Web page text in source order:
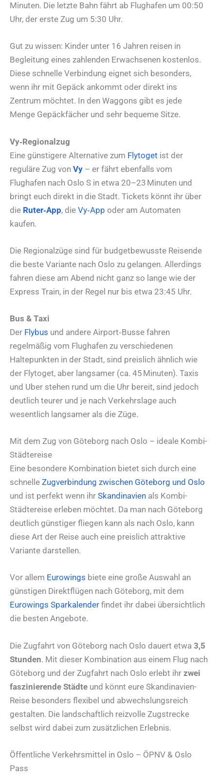
Minuten. Die letzte Bahn fährt ab Flughafen um 00:50
Uhr, der erste Zug um 5:30 Uhr.
Gut zu wissen: Kinder unter 16 Jahren reisen in
Begleitung eines zahlenden Erwachsenen kostenlos.
Diese schnelle Verbindung eignet sich besonders,
wenn ihr mit Gepäck ankommt oder direkt ins
Zentrum möchtet. In den Waggons gibt es jede
Menge Gepäckfächer und sehr bequeme Sitze.
Vy‑Regionalzug
Eine günstigere Alternative zum Flytoget ist der
reguläre Zug von Vy – er fährt ebenfalls vom
Flughafen nach Oslo S in etwa 20–23 Minuten und
bringt euch direkt in die Stadt. Tickets könnt ihr über
die Ruter‑App, die Vy‑App oder am Automaten
kaufen.
Die Regionalzüge sind für budgetbewusste Reisende
die beste Variante nach Oslo zu gelangen. Allerdings
fahren diese am Abend nicht ganz so lange wie der
Express Train, in der Regel nur bis etwa 23:45 Uhr.
Bus & Taxi
Der Flybus und andere Airport‑Busse fahren
regelmäßig vom Flughafen zu verschiedenen
Haltepunkten in der Stadt, sind preislich ähnlich wie
der Flytoget, aber langsamer (ca. 45 Minuten). Taxis
und Uber stehen rund um die Uhr bereit, sind jedoch
deutlich teurer und je nach Verkehrslage auch
wesentlich langsamer als die Züge.
Mit dem Zug von Göteborg nach Oslo – ideale Kombi-
Städtereise
Eine besondere Kombination bietet sich durch eine
schnelle Zugverbindung zwischen Göteborg und Oslo
und ist perfekt wenn ihr Skandinavien als Kombi-
Städtereise erleben möchtet. Da man nach Göteborg
deutlich günstiger fliegen kann als nach Oslo, kann
diese Art der Reise auch eine preislich attraktive
Variante darstellen.
Vor allem Eurowings biete eine große Auswahl an
günstigen Direktflügen nach Göteborg, mit dem
Eurowings Sparkalender findet ihr dabei übersichtlich
die besten Angebote.
Die Zugfahrt von Göteborg nach Oslo dauert etwa 3,5
Stunden. Mit dieser Kombination aus einem Flug nach
Göteborg und der Zugfahrt nach Oslo erlebt ihr zwei
faszinierende Städte und könnt eure Skandinavien-
Reise besonders flexibel und abwechslungsreich
gestalten. Die landschaftlich reizvolle Zugstrecke
selbst wird dabei zum zusätzlichen Erlebnis.
Öffentliche Verkehrsmittel in Oslo – ÖPNV & Oslo
Pass